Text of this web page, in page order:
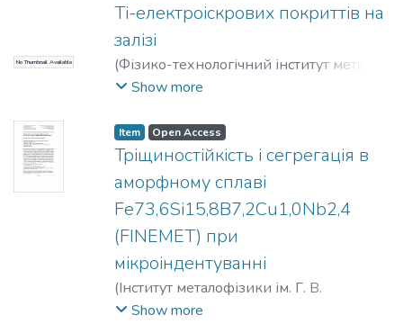
No Thumbnail Available
Ti-електроіскрових покриттів на
залізі
(Фізико-технологічний інститут металів
та сплавів,2019
Вадимович
Show more
Item Open Access
Тріщиностійкість і сегрегація в
аморфному сплаві
Fе73,6Si15,8B7,2Cu1,0Nb2,4
(FINEMET) при
мікроіндентуванні
(Інститут металофізики ім. Г. В.
Курдюмова НАН України
Show more